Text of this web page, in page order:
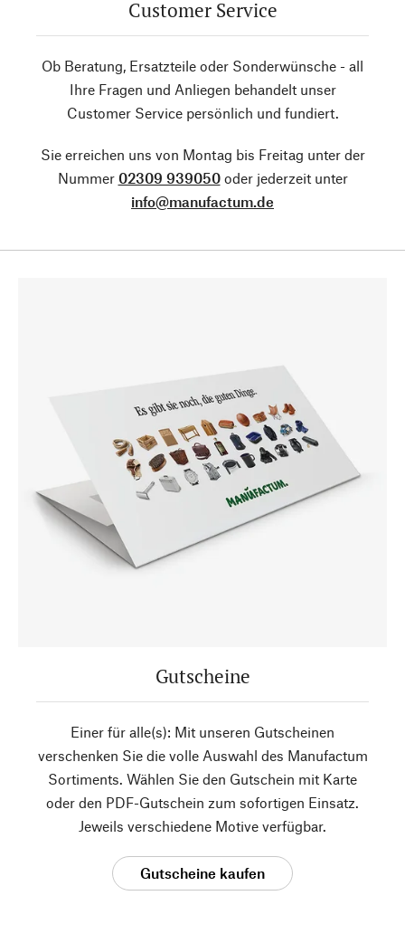
Customer Service
Ob Beratung, Ersatzteile oder Sonderwünsche - all
Ihre Fragen und Anliegen behandelt unser
Customer Service persönlich und fundiert.
Sie erreichen uns von Montag bis Freitag unter der
Nummer 02309 939050oder jederzeit unter
info@manufactum.de
Gutscheine
Einer für alle(s): Mit unseren Gutscheinen
verschenken Sie die volle Auswahl des Manufactum
Sortiments. Wählen Sie den Gutschein mit Karte
oder den PDF-Gutschein zum sofortigen Einsatz.
Jeweils verschiedene Motive verfügbar.
Gutscheine kaufen